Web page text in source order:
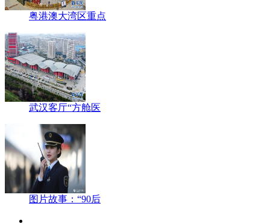
粤港澳大湾区重点
武汉客厅“方舱医
图片故事：“90后